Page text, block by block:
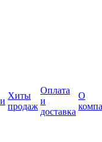
Хиты
продаж
Оплата
и
доставка
О